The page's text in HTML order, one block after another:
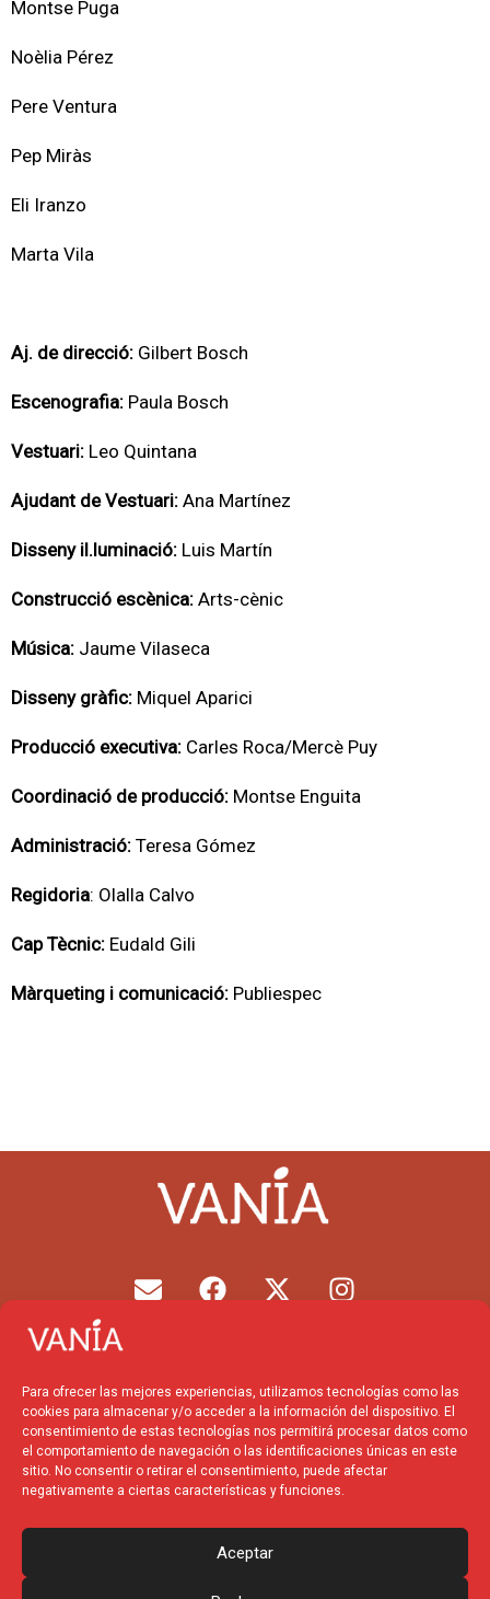
Para ofrecer las mejores experiencias, utilizamos tecnologías como las
cookies para almacenar y/o acceder a la información del dispositivo. El
consentimiento de estas tecnologías nos permitirá procesar datos como
el comportamiento de navegación o las identificaciones únicas en este
sitio. No consentir o retirar el consentimiento, puede afectar
negativamente a ciertas características y funciones.
Aceptar
Montse Puga
Noèlia Pérez
Pere Ventura
Pep Miràs
Eli Iranzo
Marta Vila
Aj. de direcció: Gilbert Bosch
Escenografia: Paula Bosch
Vestuari: Leo Quintana
Ajudant de Vestuari: Ana Martínez
Disseny il.luminació: Luis Martín
Construcció escènica: Arts-cènic
Música: Jaume Vilaseca
Disseny gràfic: Miquel Aparici
Producció executiva: Carles Roca/Mercè Puy
Coordinació de producció: Montse Enguita
Administració: Teresa Gómez
Regidoria: Olalla Calvo
Cap Tècnic: Eudald Gili
Màrqueting i comunicació: Publiespec
E
n
l
o
p
e
F
a
b
o
o
k
X
-
i
t
t
e
r
I
n
a
g
r
a
m
Unión Europea – NextGenerationEU